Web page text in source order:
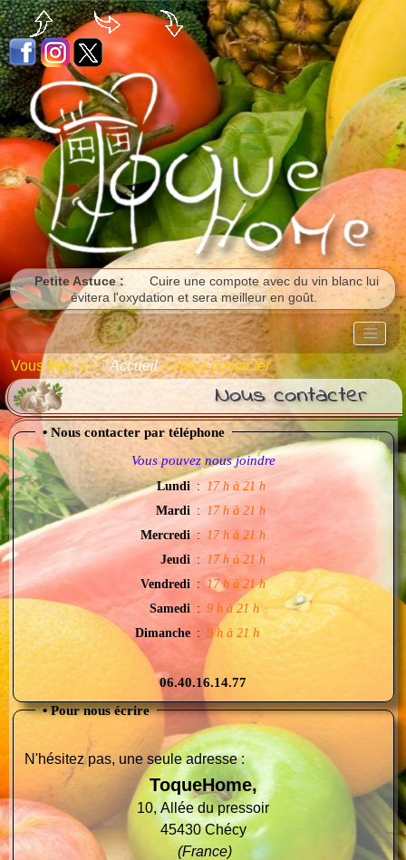
Petite Astuce :
Cuire une compote avec du vin blanc lui
évitera l'oxydation et sera meilleur en goût.
Vous êtes ici :Accueil»Nous contacter
Nous contacter
•Nous contacter par téléphone
Vous pouvez nous joindre
Lundi :
17 h à 21 h
Mardi :
17 h à 21 h
Mercredi :
17 h à 21 h
Jeudi :
17 h à 21 h
Vendredi : 17 h à 21 h
Samedi : 9 h à 21 h
Dimanche : 9 h à 21 h
06.40.16.14.77
•Pour nous écrire
N'hésitez pas, une seule adresse :
ToqueHome,
10, Allée du pressoir
45430 Chécy
(France)
Panneau de gestion des cookies